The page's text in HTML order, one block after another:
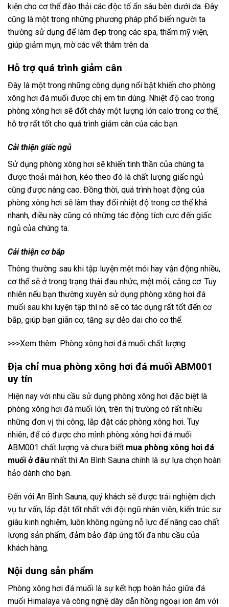
kiện cho cơ thể đào thải các độc tố ẩn sâu bên dưới da. Đây
cũng là một trong những phương pháp phổ biến người ta
thường sử dụng để làm đẹp trong các spa, thẩm mỹ viện,
giúp giảm mụn, mờ các vết thâm trên da.
Hỗ trợ quá trình giảm cân
Đây là một trong những công dụng nổi bật khiến cho phòng
xông hơi đá muối được chị em tin dùng. Nhiệt độ cao trong
phòng xông hơi sẽ đốt cháy một lượng lớn calo trong cơ thể,
hỗ trợ rất tốt cho quá trình giảm cân của các bạn.
Cải thiện giấc ngủ
Sử dụng phòng xông hơi sẽ khiến tinh thần của chúng ta
được thoải mái hơn, kéo theo đó là chất lượng giấc ngủ
cũng được nâng cao. Đồng thời, quá trình hoạt động của
phòng xông hơi sẽ làm thay đổi nhiệt độ trong cơ thể khá
nhanh, điều này cũng có những tác động tích cực đến giấc
ngủ của chúng ta.
Cải thiện cơ bắp
Thông thường sau khi tập luyện mệt mỏi hay vận động nhiều,
cơ thể sẽ ở trong trạng thái đau nhức, mệt mỏi, căng cơ. Tuy
nhiên nếu bạn thường xuyên sử dụng phòng xông hơi đá
muối sau khi luyện tập thì nó sẽ có tác dụng rất tốt đến cơ
bắp, giúp bạn giãn cơ, tăng sự dẻo dai cho cơ thể.
>>>Xem thêm: Phòng xông hơi đá muối chất lượng
Địa chỉ mua phòng xông hơi đá muối ABM001
uy tín
Hiện nay với nhu cầu sử dụng phòng xông hơi đặc biệt là
phòng xông hơi đá muối lớn, trên thị trường có rất nhiều
những đơn vị thi công, lắp đặt các phòng xông hơi. Tuy
nhiên, để có được cho mình phòng xông hơi đá muối
ABM001 chất lượng và chưa biết mua phòng xông hơi đá
muối ở đâu nhất thì An Bình Sauna chính là sự lựa chọn hoàn
hảo dành cho bạn.
Đến với An Bình Sauna, quý khách sẽ được trải nghiệm dịch
vụ tư vấn, lắp đặt tốt nhất với đội ngũ nhân viên, kiến trúc sư
giàu kinh nghiệm, luôn không ngừng nỗ lực để nâng cao chất
lượng sản phẩm, đảm bảo đáp ứng tối đa nhu cầu của
khách hàng.
Nội dung sản phẩm
Phòng xông hơi đá muối là sự kết hợp hoàn hảo giữa đá
muối Himalaya và công nghệ dây dẫn hồng ngoại ion âm với